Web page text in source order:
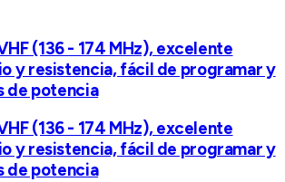
(136 - 174 MHz), excelente
y resistencia, fácil de programar y
de potencia
(136 - 174 MHz), excelente
y resistencia, fácil de programar y
de potencia